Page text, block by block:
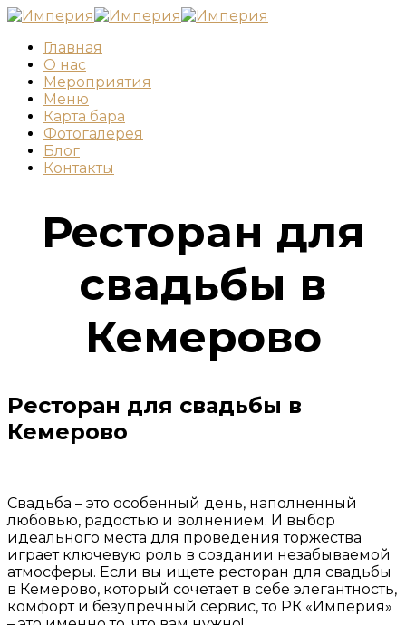
Главная
О нас
Мероприятия
Меню
Карта бара
Фотогалерея
Блог
Контакты
Ресторан для
свадьбы в
Кемерово
Ресторан для свадьбы в
Кемерово
Свадьба – это особенный день, наполненный
любовью, радостью и волнением. И выбор
идеального места для проведения торжества
играет ключевую роль в создании незабываемой
атмосферы. Если вы ищете ресторан для свадьбы
в Кемерово, который сочетает в себе элегантность,
комфорт и безупречный сервис, то РК «Империя»